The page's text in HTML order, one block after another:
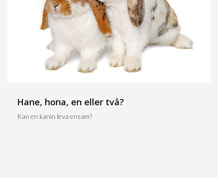
Hane, hona, en eller två?
Kan en kanin leva ensam?